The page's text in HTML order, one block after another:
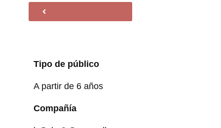
Tipo de público
A partir de 6 años
Compañía